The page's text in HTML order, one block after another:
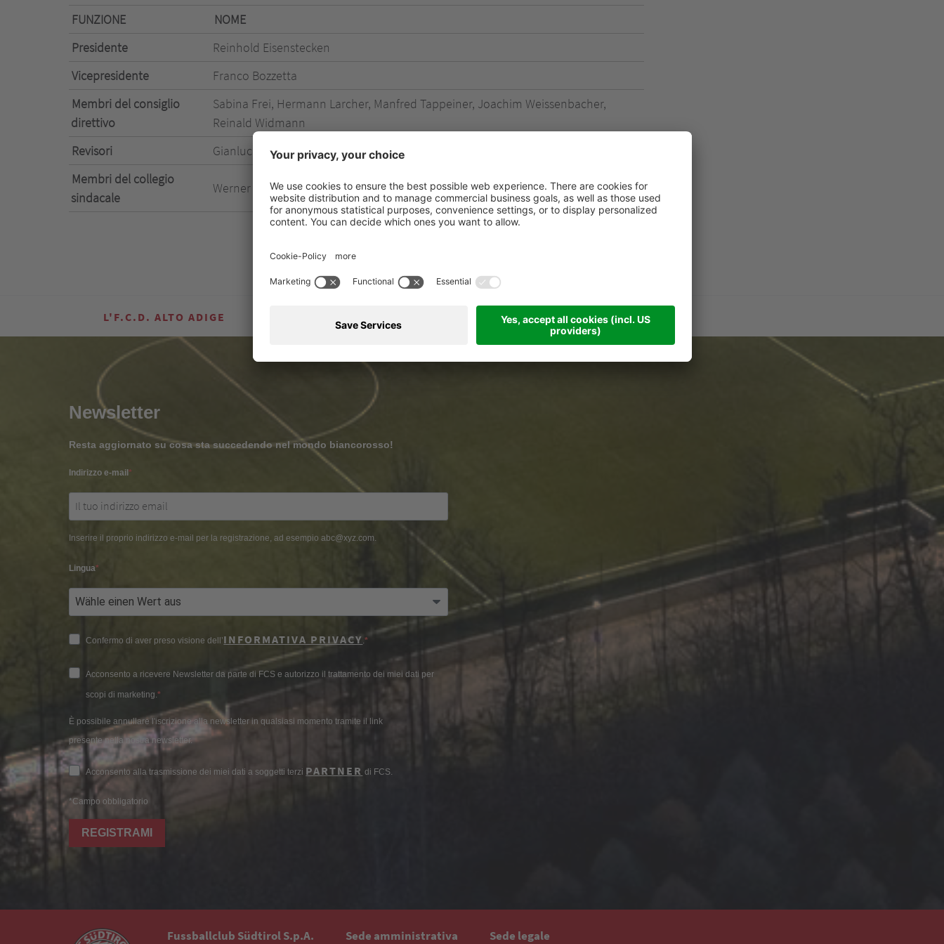
FUNZIONE
NOME
Presidente
Reinhold Eisenstecken
Vicepresidente
Franco Bozzetta
Membri del consiglio
direttivo
Sabina Frei, Hermann Larcher, Manfred Tappeiner, Joachim Weissenbacher,
Reinald Widmann
Revisori
Gianluca Leonardi, Johann Pichler, Hannes Pircher
Membri del collegio
sindacale
Werner Gamper, Walter Baumgartner, Thomas Rottensteiner
L'F.C.D. ALTO ADIGE
Newsletter
Resta aggiornato su cosa sta succedendo nel mondo biancorosso!
Indirizzo e-mail
Inserire il proprio indirizzo e-mail per la registrazione, ad esempio abc@xyz.com.
Lingua
Confermo di aver preso visione dell’INFORMATIVA PRIVACY .
Acconsento a ricevere Newsletter da parte di FCS e autorizzo il trattamento dei miei dati per
scopi di marketing.
È possibile annullare l'iscrizione alla newsletter in qualsiasi momento tramite il link
presente nella nostra newsletter.
Acconsento alla trasmissione dei miei dati a soggetti terzi PARTNER di FCS.
*Campo obbligatorio
REGISTRAMI
Fussballclub Südtirol S.p.A. Sede amministrativa Sede legale